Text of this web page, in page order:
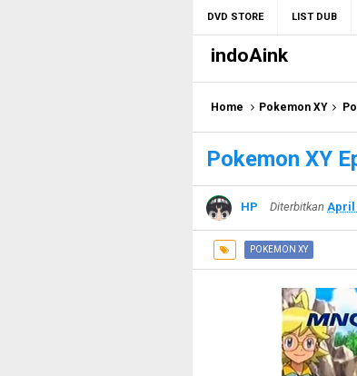
DVD STORE LIST DUB
indoAink
Home Pokemon XY
Pokemon XY
HP Diterbitkan April
POKEMON XY